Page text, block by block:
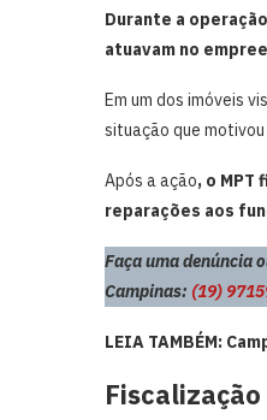
Durante a
atuavam no
Em um dos imóveis
situação que
Após a ação, o MPT
reparações aos
Faça uma denúncia
Campinas: (19)
LEIA TAMBÉM: